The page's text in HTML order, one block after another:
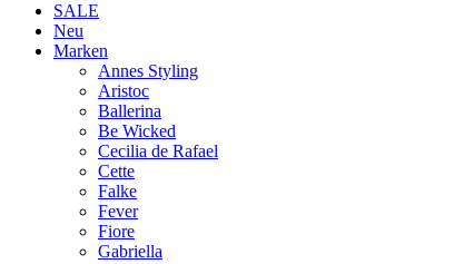
SALE
Neu
Marken
Annes Styling
Aristoc
Ballerina
Be Wicked
Cecilia de Rafael
Cette
Falke
Fever
Fiore
Gabriella